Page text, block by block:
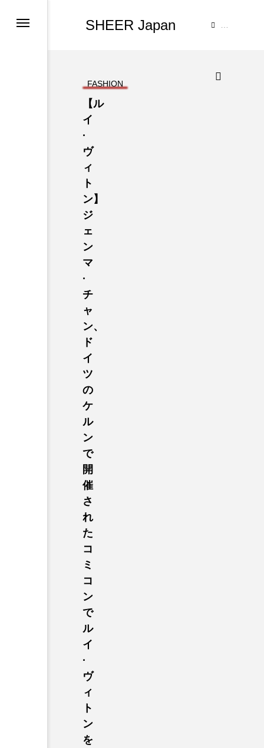
SHEER Japan
FASHION
【ル
イ
·
ヴ
ィ
ト
ン】
ジ
ェ
ン
マ
·
チ
ャ
ン、
ド
イ
ツ
の
ケ
ル
ン
で
開
催
さ
れ
た
コ
ミ
コ
ン
で
ル
イ
·
ヴ
ィ
ト
ン
を